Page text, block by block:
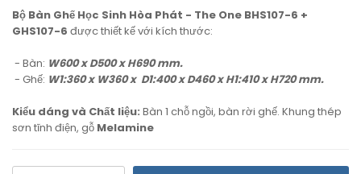
Bộ Bàn Ghế Học Sinh Hòa Phát - The One BHS107-6 +
GHS107-6 được thiết kế với kích thước:
- Bàn: W600 x D500 x H690 mm.
- Ghế: W1:360 x W360 x D1:400 x D460 x H1:410 x H720 mm.
Kiểu dáng và Chất liệu: Bàn 1 chỗ ngồi, bàn rời ghế. Khung thép
sơn tĩnh điện, gỗ Melamine